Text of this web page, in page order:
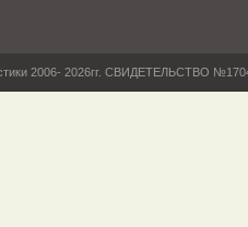
2006- 2026гг. СВИДЕТЕЛЬСТВО